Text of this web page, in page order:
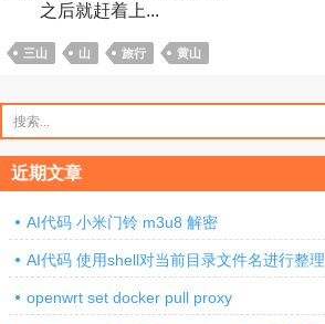
之后就赶着上...
三山 山 旅行 黄山
索：
近期文章
AI代码 小米门铃 m3u8 解密
AI代码 使用shell对当前目录文件名进行整理
openwrt set docker pull proxy